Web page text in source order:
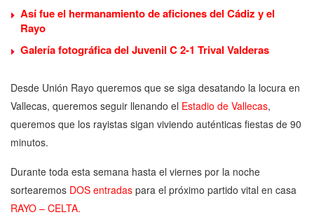
Así fue el hermanamiento de aficiones del Cádiz y el
Rayo
Galería fotográfica del Juvenil C 2-1 Trival Valderas
Desde Unión Rayo queremos que se siga desatando la locura en
Vallecas, queremos seguir llenando el Estadio de Vallecas,
queremos que los rayistas sigan viviendo auténticas fiestas de 90
minutos.
Durante toda esta semana hasta el viernes por la noche
sortearemos DOS entradas para el próximo partido vital en casa
RAYO – CELTA.